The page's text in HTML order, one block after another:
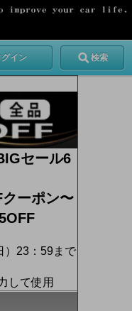
グイン 検索
セール6
ーポン〜
）23：59まで
して使用